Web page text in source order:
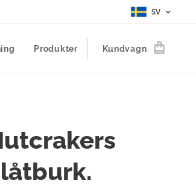
SV
Produkter Kundvagn